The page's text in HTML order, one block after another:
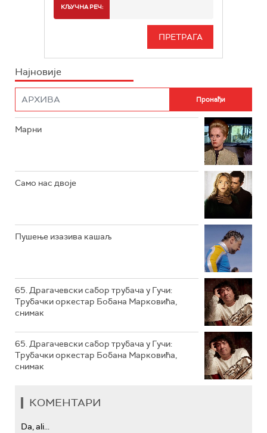
РТС 3
ИНФО
КЉУЧНА РЕЧ:
Најновије
Марни
Само нас двоје
Пушење изазива кашаљ
65. Драгачевски сабор трубача у Гучи:
Трубачки оркестар Бобана Марковића,
снимак
65. Драгачевски сабор трубача у Гучи:
Трубачки оркестар Бобана Марковића,
снимак
КОМЕНТАРИ
Da, ali...